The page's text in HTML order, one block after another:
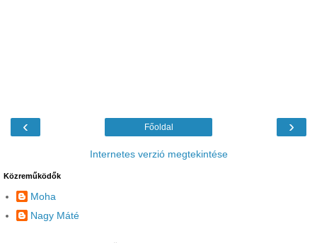
‹ ›
Főoldal
Internetes verzió megtekintése
Közreműködők
Moha
Nagy Máté